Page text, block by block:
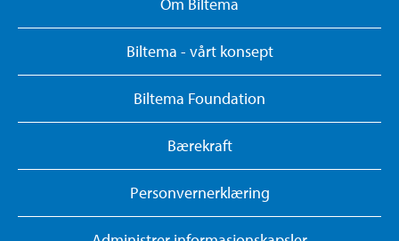
Biltema - vårt konsept
Biltema Foundation
Bærekraft
Personvernerklæring